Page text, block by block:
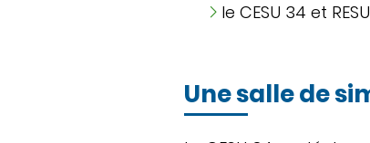
le CESU 34 et RESU
Une salle de